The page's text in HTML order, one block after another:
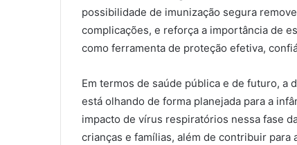
possibilidade de imunização segura
complicações, e reforça a importância de
como ferramenta de proteção efetiva,
Em termos de saúde pública e de futuro, a
está olhando de forma planejada para a
impacto de vírus respiratórios nessa fase
crianças e famílias, além de contribuir